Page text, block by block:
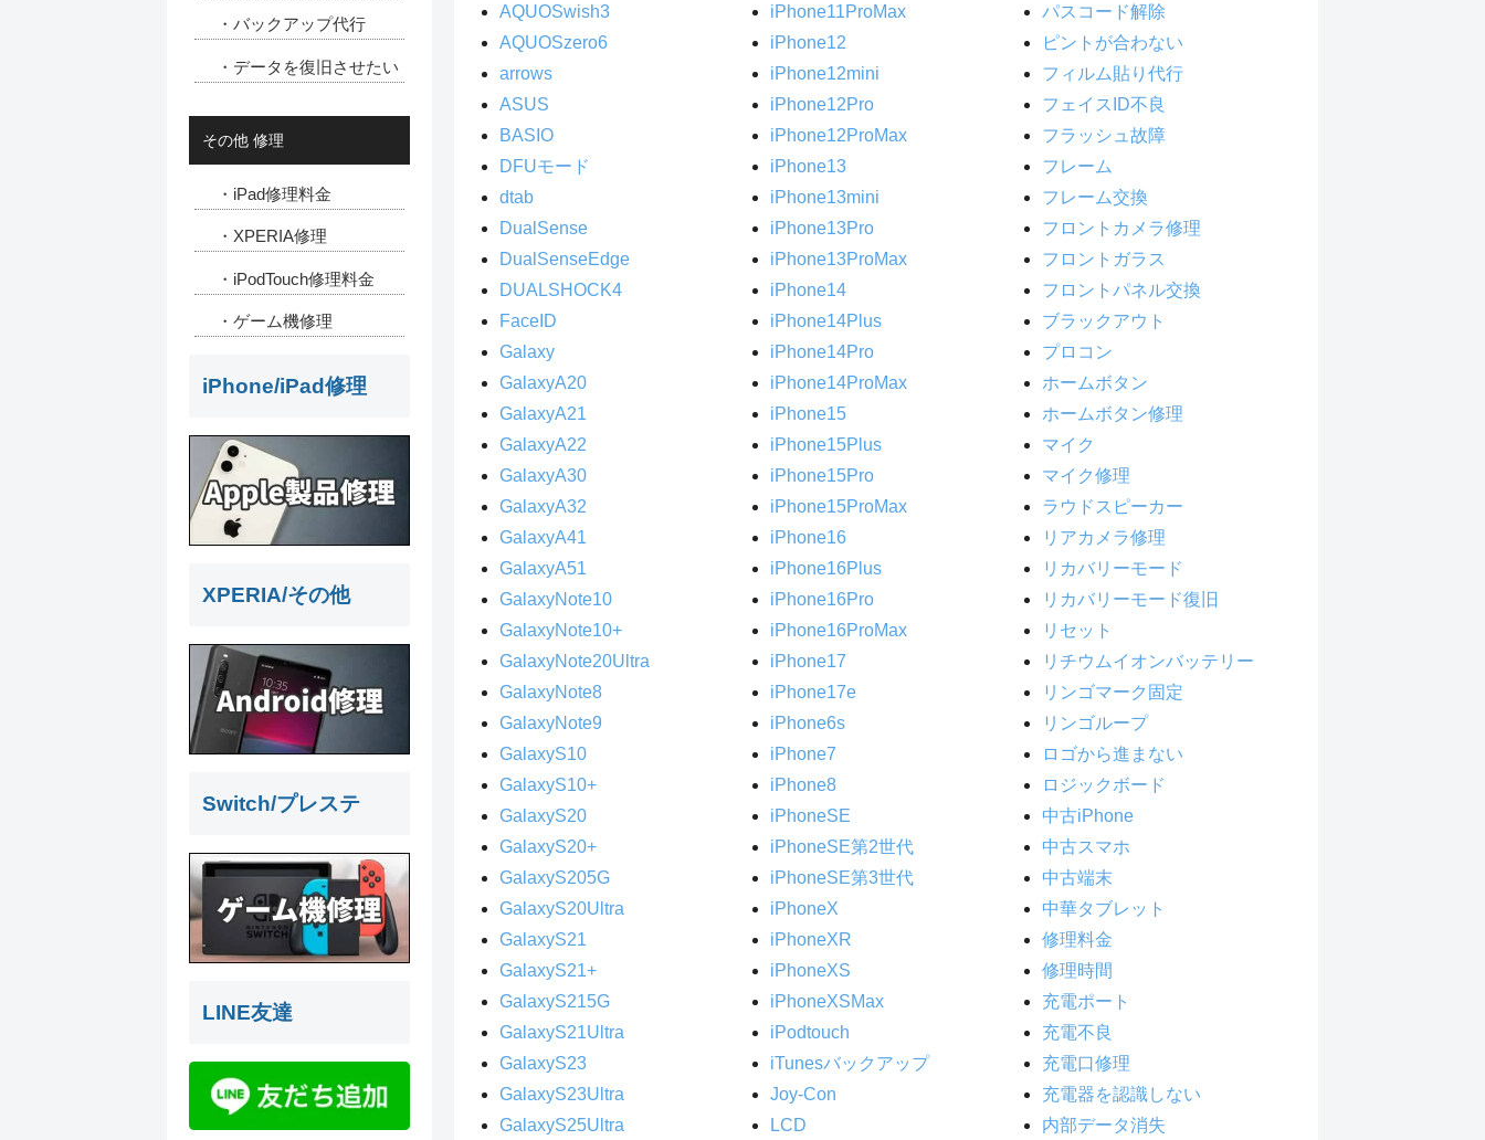
AQUOSwish3
AQUOSzero6
arrows
ASUS
BASIO
DFUモード
dtab
DualSense
DualSenseEdge
DUALSHOCK4
FaceID
Galaxy
GalaxyA20
GalaxyA21
GalaxyA22
GalaxyA30
GalaxyA32
GalaxyA41
GalaxyA51
GalaxyNote10
GalaxyNote10+
GalaxyNote20Ultra
GalaxyNote8
GalaxyNote9
GalaxyS10
GalaxyS10+
GalaxyS20
GalaxyS20+
GalaxyS205G
GalaxyS20Ultra
GalaxyS21
GalaxyS21+
GalaxyS215G
GalaxyS21Ultra
GalaxyS23
GalaxyS23Ultra
GalaxyS25Ultra
iPhone11ProMax
iPhone12
iPhone12mini
iPhone12Pro
iPhone12ProMax
iPhone13
iPhone13mini
iPhone13Pro
iPhone13ProMax
iPhone14
iPhone14Plus
iPhone14Pro
iPhone14ProMax
iPhone15
iPhone15Plus
iPhone15Pro
iPhone15ProMax
iPhone16
iPhone16Plus
iPhone16Pro
iPhone16ProMax
iPhone17
iPhone17e
iPhone6s
iPhone7
iPhone8
iPhoneSE
iPhoneSE第2世代
iPhoneSE第3世代
iPhoneX
iPhoneXR
iPhoneXS
iPhoneXSMax
iPodtouch
iTunesバックアップ
Joy-Con
LCD
パスコード解除
ピントが合わない
フィルム貼り代行
フェイスID不良
フラッシュ故障
フレーム
フレーム交換
フロントカメラ修理
フロントガラス
フロントパネル交換
ブラックアウト
プロコン
ホームボタン
ホームボタン修理
マイク
マイク修理
ラウドスピーカー
リアカメラ修理
リカバリーモード
リカバリーモード復旧
リセット
リチウムイオンバッテリー
リンゴマーク固定
リンゴループ
ロゴから進まない
ロジックボード
中古iPhone
中古スマホ
中古端末
中華タブレット
修理料金
修理時間
充電ポート
充電不良
充電口修理
充電器を認識しない
内部データ消失
・バックアップ代行
・データを復旧させたい
その他 修理
・iPad修理料金
・XPERIA修理
・iPodTouch修理料金
・ゲーム機修理
iPhone/iPad修理
XPERIA/その他
Switch/プレステ
LINE友達